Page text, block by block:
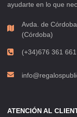
ayudarte en lo que
Avda. de
(Córdoba)
(+34)676 361 661
ATENCIÓN AL